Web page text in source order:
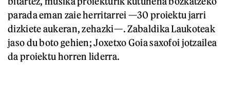
parada eman zaie herritarrei —30 proiektu jarri
dizkiete aukeran, zehazki—. Zabaldika Laukoteak
jaso du boto gehien; Joxetxo Goia saxofoi jotzailea
da proiektu horren liderra.